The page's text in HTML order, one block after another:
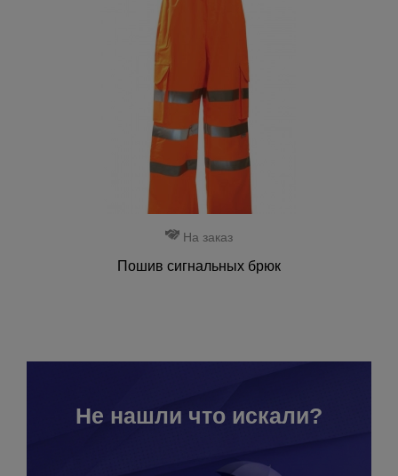
На заказ
Пошив сигнальных брюк
Не нашли что искали?